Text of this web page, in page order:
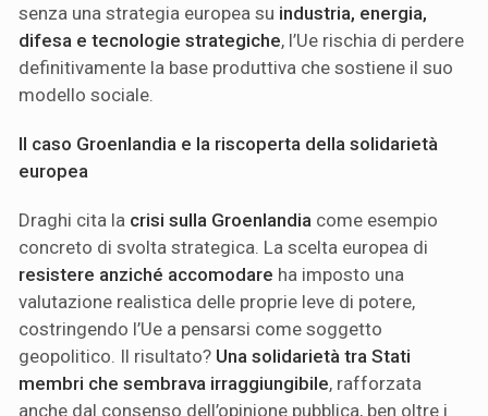
senza una strategia europea su industria, energia,
difesa e tecnologie strategiche, l’Ue rischia di perdere
definitivamente la base produttiva che sostiene il suo
modello sociale.
Il caso Groenlandia e la riscoperta della solidarietà
europea
Draghi cita la crisi sulla Groenlandia come esempio
concreto di svolta strategica. La scelta europea di
resistere anziché accomodare ha imposto una
valutazione realistica delle proprie leve di potere,
costringendo l’Ue a pensarsi come soggetto
geopolitico. Il risultato? Una solidarietà tra Stati
membri che sembrava irraggiungibile, rafforzata
anche dal consenso dell’opinione pubblica, ben oltre i